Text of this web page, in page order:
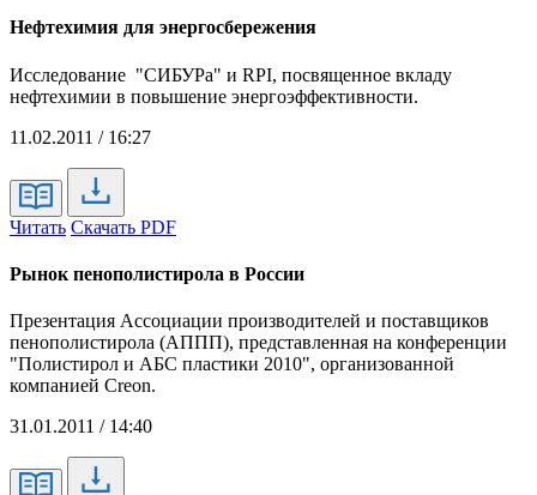
Нефтехимия для энергосбережения
Исследование "СИБУРа" и RPI, посвященное вкладу
нефтехимии в повышение энергоэффективности.
11.02.2011 / 16:27
Читать Скачать PDF
Рынок пенополистирола в России
Презентация Ассоциации производителей и поставщиков
пенополистирола (АППП), представленная на конференции
"Полистирол и АБС пластики 2010", организованной
компанией Creon.
31.01.2011 / 14:40